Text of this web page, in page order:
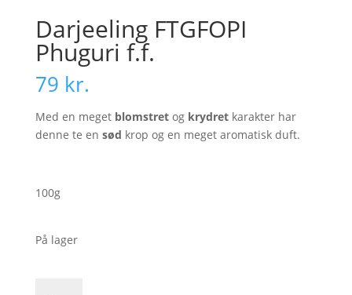
Darjeeling FTGFOPI
Phuguri f.f.
79 kr.
Med en meget blomstretog krydretkarakter har
denne te en sød krop og en meget aromatisk duft.
100g
På lager